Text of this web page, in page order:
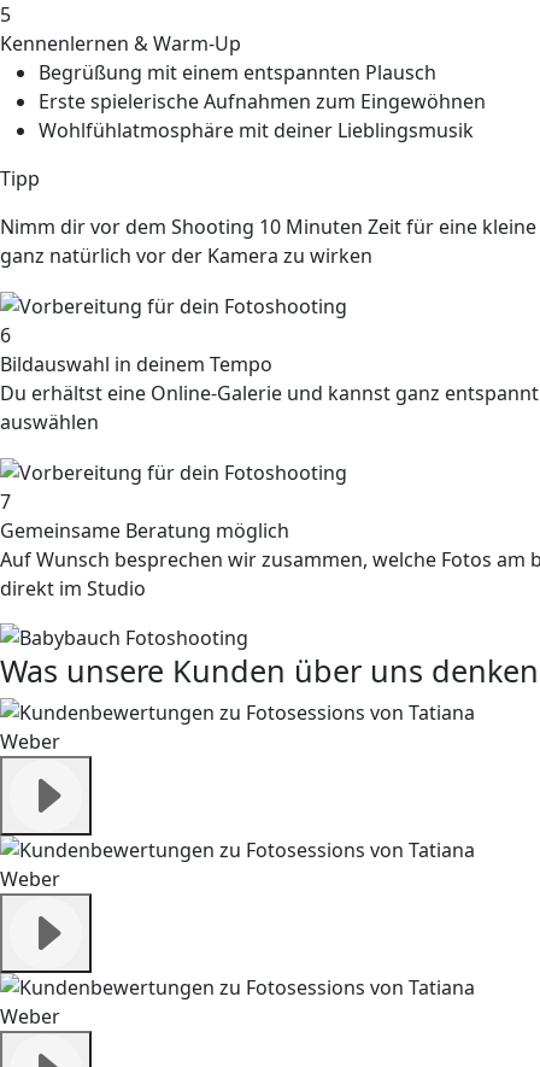
5
Kennenlernen & Warm-Up
Begrüßung mit einem entspannten Plausch
Erste spielerische Aufnahmen zum Eingewöhnen
Wohlfühlatmosphäre mit deiner Lieblingsmusik
Tipp
Nimm dir vor dem Shooting 10 Minuten Zeit für eine
ganz natürlich vor der Kamera zu wirken
6
Bildauswahl in deinem Tempo
Du erhältst eine Online-Galerie und kannst ganz
auswählen
7
Gemeinsame Beratung möglich
Auf Wunsch besprechen wir zusammen, welche Fotos am
direkt im Studio
Was unsere Kunden über uns denken